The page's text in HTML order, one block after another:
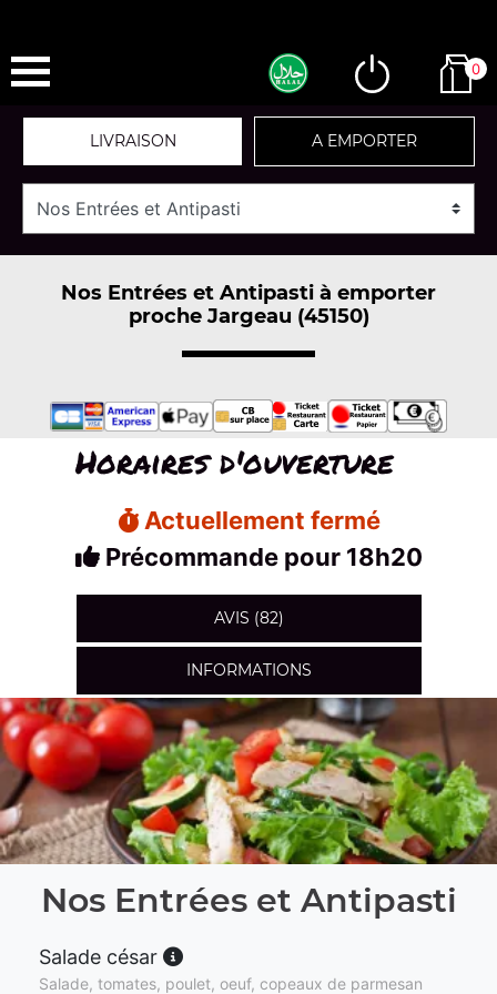
0
LIVRAISON A EMPORTER
Nos Entrées et Antipasti à emporter
proche Jargeau (45150)
Horaires d'ouverture
Actuellement fermé
Précommande pour 18h20
AVIS (82)
INFORMATIONS
Nos Entrées et Antipasti
Salade césar
Salade, tomates, poulet, oeuf, copeaux de parmesan